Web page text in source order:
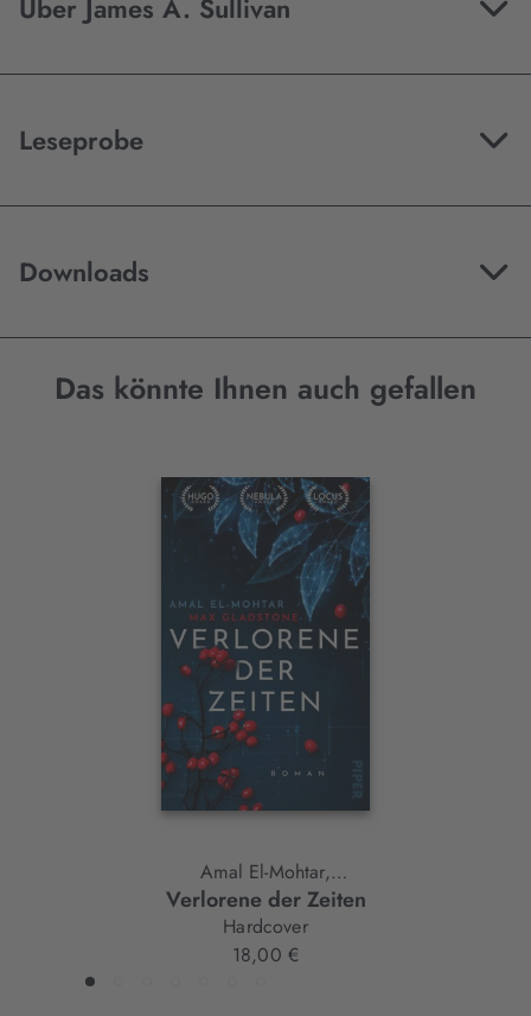
Über James A. Sullivan
Leseprobe
Downloads
Das könnte Ihnen auch gefallen
Interaktives
Amal El-Mohtar,
Max Gladstone
Verlorene der Zeiten
Hardcover
18,00 €